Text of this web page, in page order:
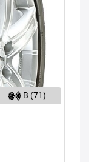
B (71)